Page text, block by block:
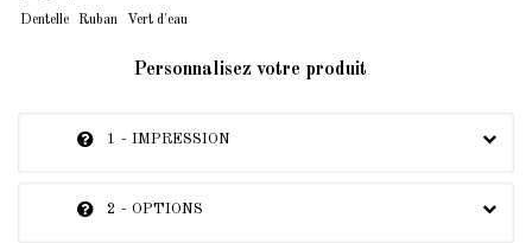
Dentelle Ruban Vert d'eau
Personnalisez votre produit
1 - IMPRESSION
2 - OPTIONS